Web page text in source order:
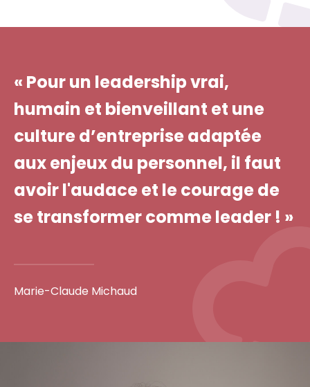
« Pour un leadership vrai,
humain et bienveillant et une
culture d’entreprise adaptée
aux enjeux du personnel, il faut
avoir l'audace et le courage de
se transformer comme leader ! »
Marie-Claude Michaud